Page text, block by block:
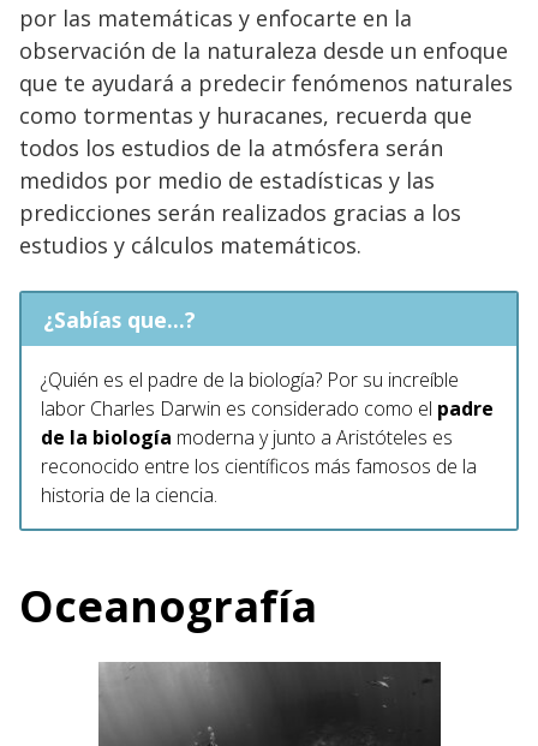
por las matemáticas y enfocarte en la
observación de la naturaleza desde un enfoque
que te ayudará a predecir fenómenos naturales
como tormentas y huracanes, recuerda que
todos los estudios de la atmósfera serán
medidos por medio de estadísticas y las
predicciones serán realizados gracias a los
estudios y cálculos matemáticos.
¿Sabías que...?
¿Quién es el padre de la biología? Por su increíble
labor Charles Darwin es considerado como el padre
de la biología moderna y junto a Aristóteles es
reconocido entre los científicos más famosos de la
historia de la ciencia.
Oceanografía